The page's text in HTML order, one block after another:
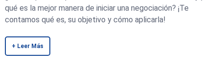
qué es la mejor manera de iniciar una negociación? ¡Te
contamos qué es, su objetivo y cómo aplicarla!
+ Leer Más